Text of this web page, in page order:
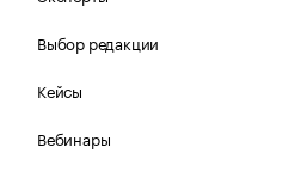
Выбор редакции
Кейсы
Вебинары